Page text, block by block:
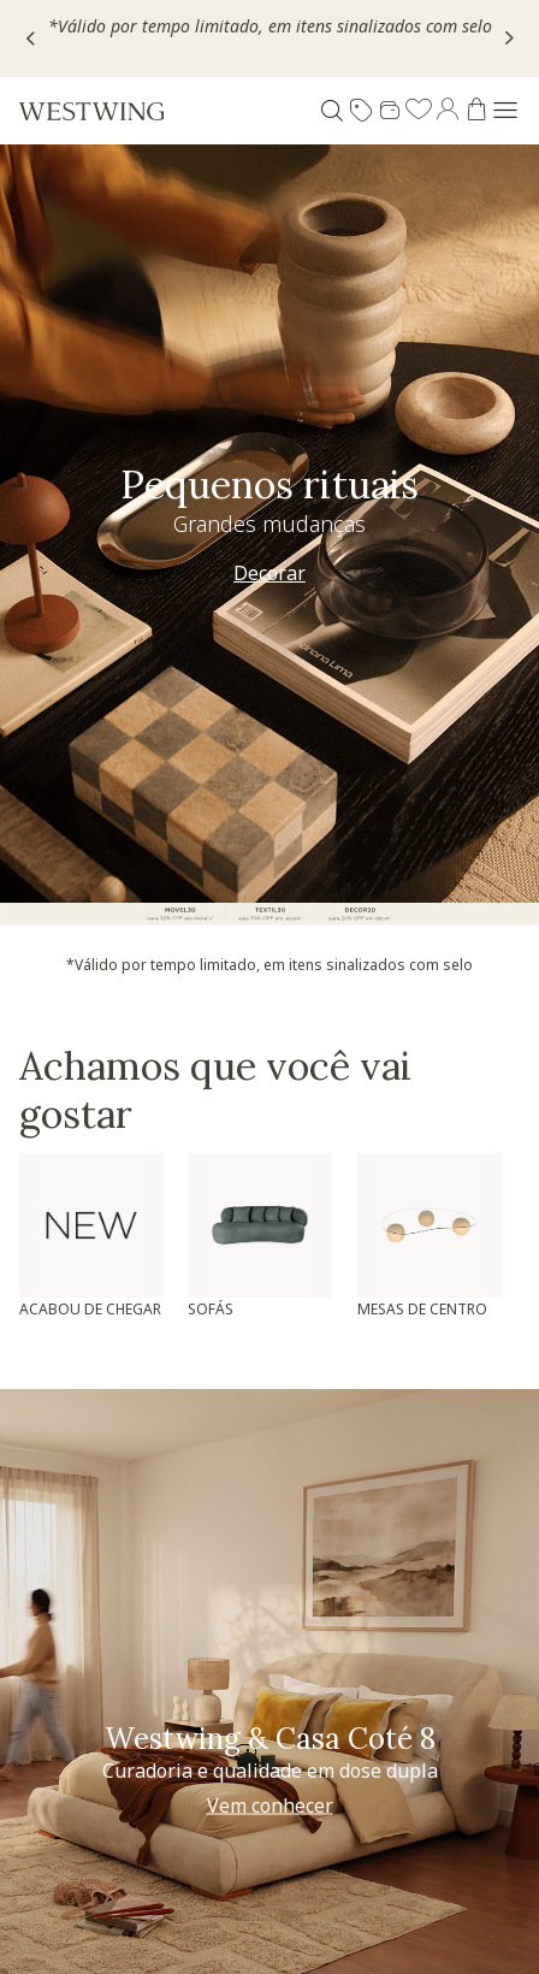
Escolha seu VOUCHER e ganhe até 30% OFF*: useMOVEL30,
Pequenos rituais
Grandes mudanças
Decorar
*Válido por tempo limitado, em itens sinalizados com selo
Achamos que você vai
gostar
ACABOU DE CHEGAR SOFÁS MESAS DE CENTRO
Westwing & Casa Coté 8
Curadoria e qualidade em dose dupla
Vem conhecer